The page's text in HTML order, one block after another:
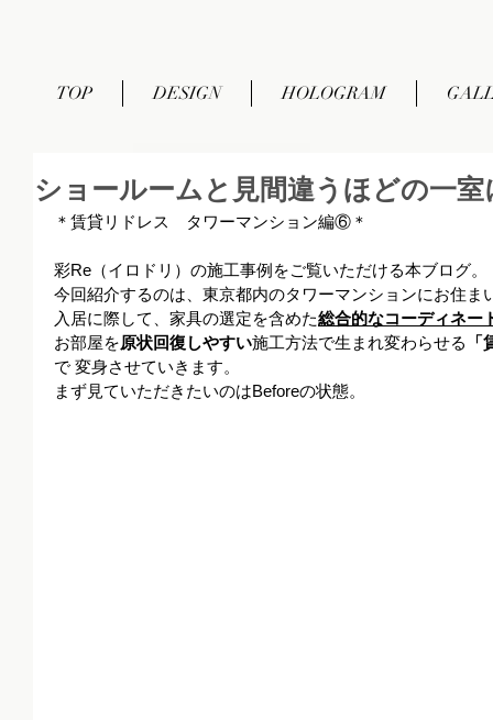
TOP DESIGN HOLOGRAM
ショールームと見間違うほどの一室
＊賃貸リドレス　タワーマンション編⑥＊
彩Re（イロドリ）の施工事例をご覧いただける本ブログ。
今回紹介するのは、東京都内のタワーマンションにお住ま
入居に際して、家具の選定を含めた総合的なコーディネー
お部屋を原状回復しやすい施工方法で生まれ変わらせる
で 変身させていきます。
まず見ていただきたいのはBeforeの状態。